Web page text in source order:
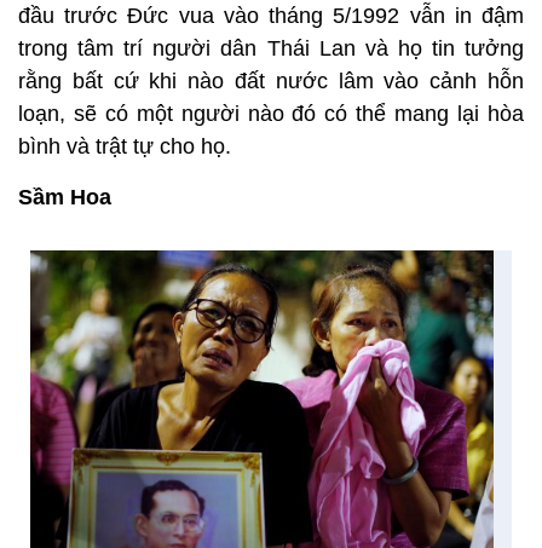
đầu trước Đức vua vào tháng 5/1992 vẫn in đậm
trong tâm trí người dân Thái Lan và họ tin tưởng
rằng bất cứ khi nào đất nước lâm vào cảnh hỗn
loạn, sẽ có một người nào đó có thể mang lại hòa
bình và trật tự cho họ.
Sầm Hoa